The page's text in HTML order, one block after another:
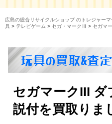
広島の総合リサイクルショップ のトレジャーマ
具> テレビゲーム > セガ・マークⅢ > セガマ
玩具の買取&査
セガマークIII
説付を買取りま